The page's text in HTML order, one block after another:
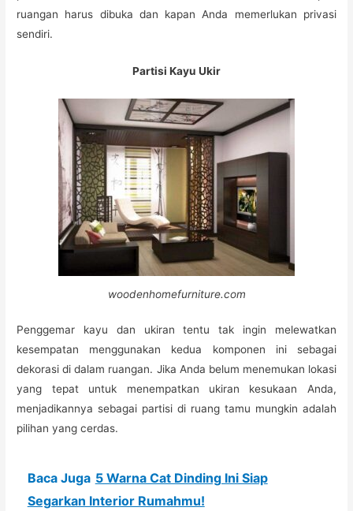
ruangan harus dibuka dan kapan Anda memerlukan privasi
sendiri.
Partisi Kayu Ukir
woodenhomefurniture.com
Penggemar kayu dan ukiran tentu tak ingin melewatkan
kesempatan menggunakan kedua komponen ini sebagai
dekorasi di dalam ruangan. Jika Anda belum menemukan lokasi
yang tepat untuk menempatkan ukiran kesukaan Anda,
menjadikannya sebagai partisi di ruang tamu mungkin adalah
pilihan yang cerdas.
Baca Juga 5 Warna Cat Dinding Ini Siap
Segarkan Interior Rumahmu!